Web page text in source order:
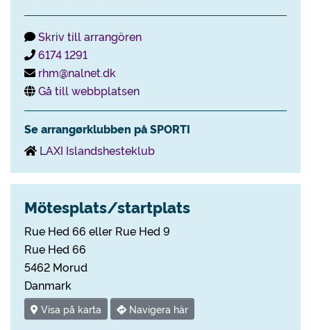
Skriv till arrangören
6174 1291
rhm@nalnet.dk
Gå till webbplatsen
Se arrangørklubben på SPORTI
LAXI Islandshesteklub
Mötesplats/startplats
Rue Hed 66 eller Rue Hed 9
Rue Hed 66
5462 Morud
Danmark
Visa på karta Navigera här